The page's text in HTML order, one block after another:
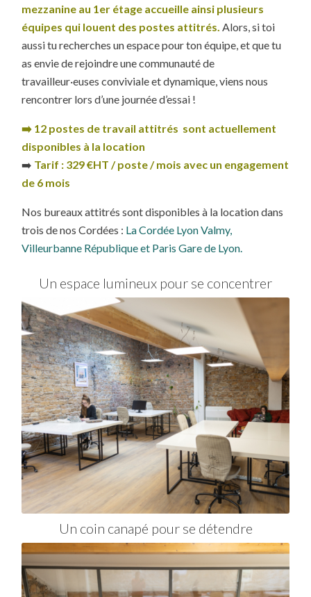
mezzanine au 1er étage accueille ainsi plusieurs
équipes qui louent des postes attitrés.Alors, si toi
aussi tu recherches un espace pour ton équipe, et que tu
as envie de rejoindre une communauté de
travailleur·euses conviviale et dynamique, viens nous
rencontrer lors d’une journée d’essai !
➡️ 12 postes de travail attitrés sont actuellement
disponibles à la location
➡️ Tarif : 329 €HT / poste / mois avec un engagement
de 6 mois
Nos bureaux attitrés sont disponibles à la location dans
trois de nos Cordées : La Cordée Lyon Valmy,
Villeurbanne République et Paris Gare de Lyon.
Un espace lumineux pour se concentrer
Un coin canapé pour se détendre